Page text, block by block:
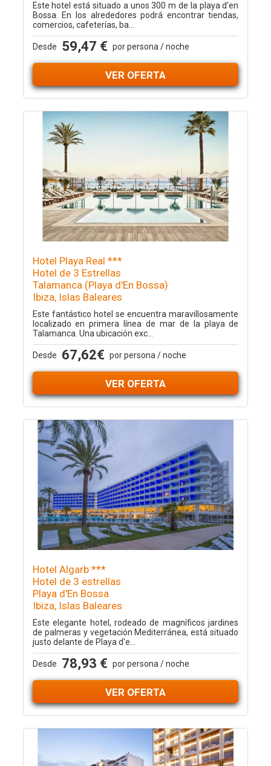
Este hotel está situado a unos 300 m de la playa d'en
Bossa. En los alrededores podrá encontrar tiendas,
comercios, cafeterías, ba...
Desde 59,47 € por persona / noche
VER OFERTA
Hotel Playa Real ***
Hotel de 3 Estrellas
Talamanca (Playa d'En Bossa)
Ibiza, Islas Baleares
Este fantástico hotel se encuentra maravillosamente
localizado en primera línea de mar de la playa de
Talamanca. Una ubicación exc...
Desde 67,62€ por persona / noche
VER OFERTA
Hotel Algarb ***
Hotel de 3 estrellas
Playa d'En Bossa
Ibiza, Islas Baleares
Este elegante hotel, rodeado de magníficos jardines
de palmeras y vegetación Mediterránea, está situado
justo delante de Playa d'e...
Desde 78,93 € por persona / noche
VER OFERTA